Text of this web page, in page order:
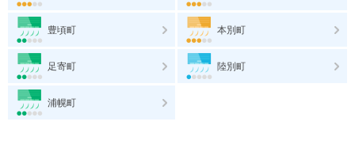
豊頃町 本別町
足寄町 陸別町
浦幌町